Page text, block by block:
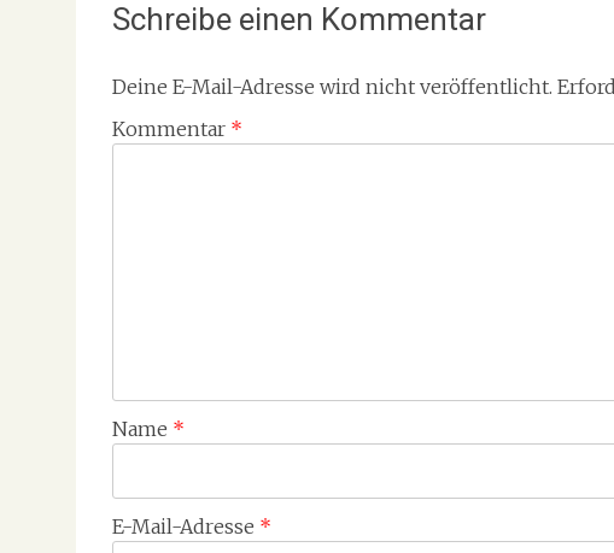
Schreibe einen Kommentar
Deine E-Mail-Adresse wird nicht veröffentlicht.
Kommentar *
Name *
E-Mail-Adresse *